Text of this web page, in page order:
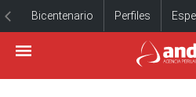
Bicentenario Perfiles